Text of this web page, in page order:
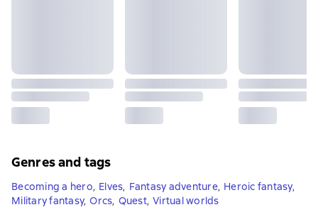
Genres and tags
Becoming a hero, Elves, Fantasy adventure, Heroic fantasy,
Military fantasy, Orcs, Quest, Virtual worlds